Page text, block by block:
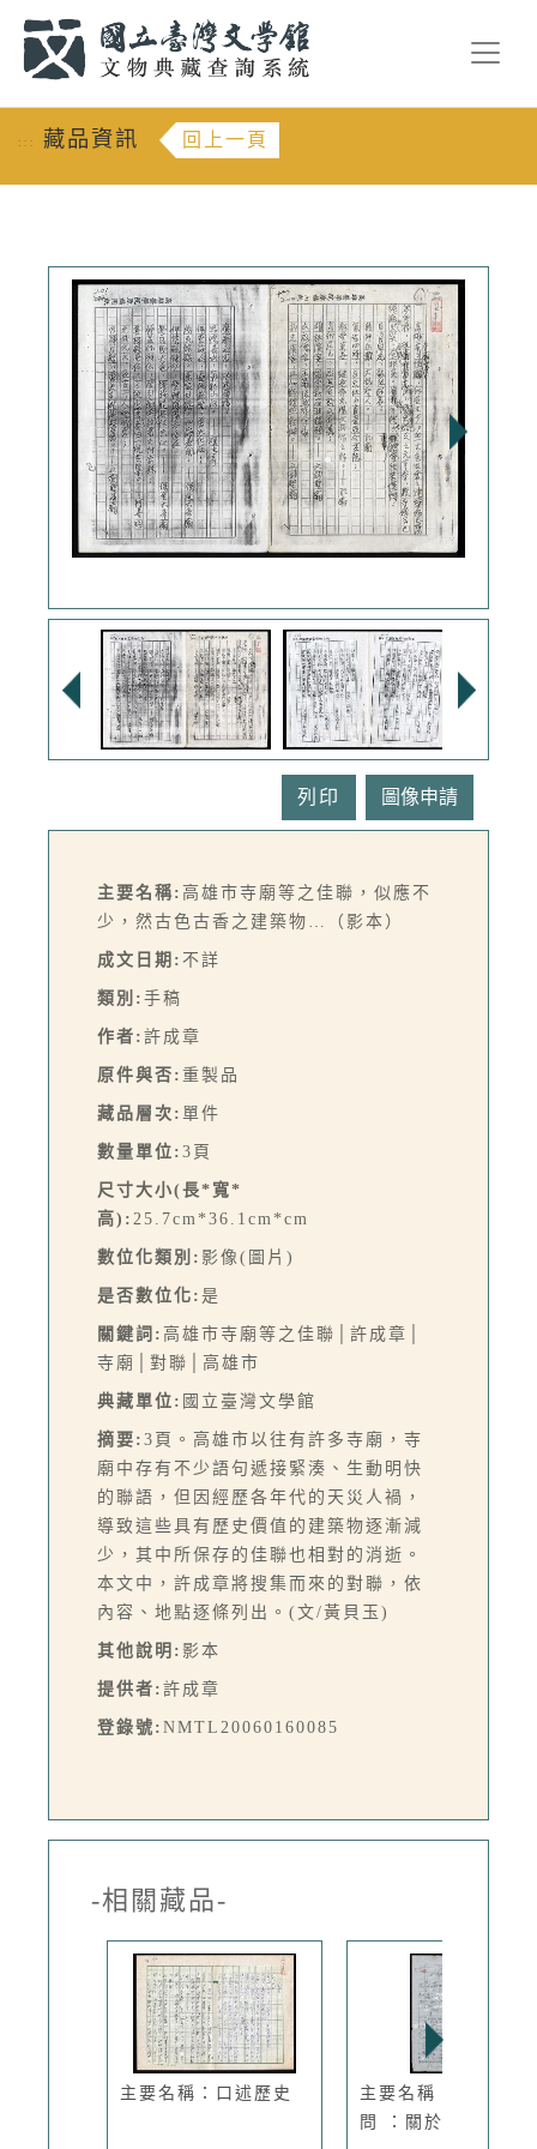
::: 藏品資訊 回上一頁
列印
主要名稱: 高雄市寺廟等之佳聯，似應不
少，然古色古香之建築物…（影本）
成文日期: 不詳
類別: 手稿
作者: 許成章
原件與否: 重製品
藏品層次: 單件
數量單位: 3頁
尺寸大小(長*寬*
高): 25.7cm*36.1cm*cm
數位化類別: 影像(圖片)
是否數位化: 是
關鍵詞: 高雄市寺廟等之佳聯│許成章│
寺廟│對聯│高雄市
典藏單位: 國立臺灣文學館
摘要: 3頁。高雄市以往有許多寺廟，寺
廟中存有不少語句遞接緊湊、生動明快
的聯語，但因經歷各年代的天災人禍，
導致這些具有歷史價值的建築物逐漸減
少，其中所保存的佳聯也相對的消逝。
本文中，許成章將搜集而來的對聯，依
內容、地點逐條列出。(文/黃貝玉)
其他說明: 影本
提供者: 許成章
登錄號: NMTL20060160085
-相關藏品-
主要名稱：口述歷史
主要名稱：再答客
問 ：關於臺...